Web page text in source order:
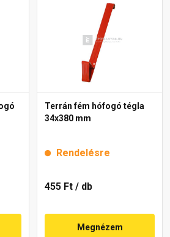
Terrán fém hófogó tégla
34x380 mm
Rendelésre
455 Ft / db
Megnézem